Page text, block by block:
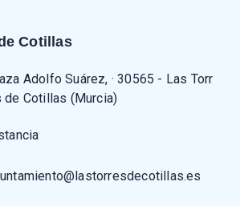
Cotillas
Adolfo Suárez, · 30565 - Las Torr
de Cotillas (Murcia)